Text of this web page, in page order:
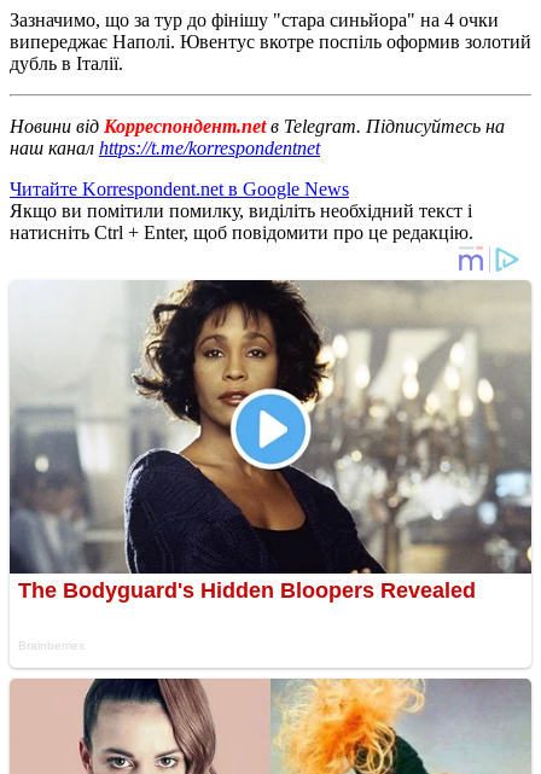
Зазначимо, що за тур до фінішу "стара синьйора" на 4 очки
випереджає Наполі. Ювентус вкотре поспіль оформив золотий
дубль в Італії.
Новини від Корреспондент.netв Telegram. Підписуйтесь на
наш канал https://t.me/korrespondentnet
Читайте Korrespondent.net в Google News
Якщо ви помітили помилку, виділіть необхідний текст і
натисніть Ctrl + Enter, щоб повідомити про це редакцію.